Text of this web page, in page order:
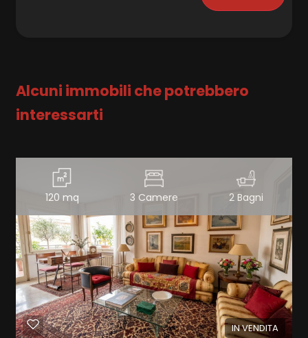
Alcuni immobili che potrebbero
interessarti
120 mq 3 Camere 2 Bagni
IN VENDITA